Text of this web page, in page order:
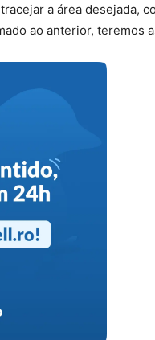
a área desejada,
ao anterior, teremos